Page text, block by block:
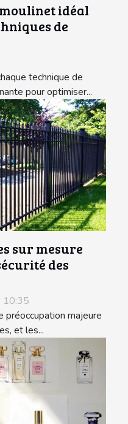
idéal
de
technique de
pour optimiser...
sur mesure
des
10:35
préoccupation majeure
et les...